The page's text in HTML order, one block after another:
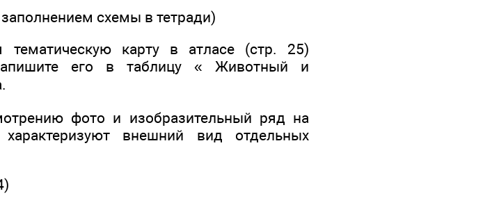
схемы в тетради)
тематическую карту в атласе (стр. 25)
его в таблицу « Животный и
фото и изобразительный ряд на
внешний вид отдельных